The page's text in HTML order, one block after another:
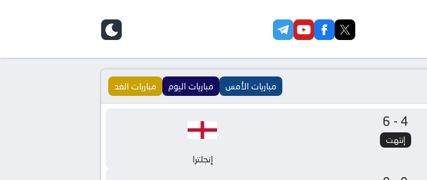
مباريات الأمس مباريات اليوم مباريات الغد
6-4
إنتهت
إنجلترا